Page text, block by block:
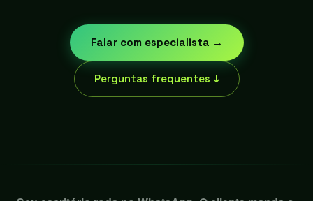
Falar com especialista →
Perguntas frequentes ↓